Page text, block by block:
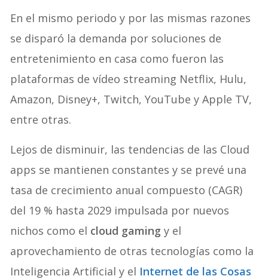
En el mismo periodo y por las mismas razones
se disparó la demanda por soluciones de
entretenimiento en casa como fueron las
plataformas de vídeo streaming Netflix, Hulu,
Amazon, Disney+, Twitch, YouTube y Apple TV,
entre otras.
Lejos de disminuir, las tendencias de las Cloud
apps se mantienen constantes y se prevé una
tasa de crecimiento anual compuesto (CAGR)
del 19 % hasta 2029 impulsada por nuevos
nichos como el cloud gaming y el
aprovechamiento de otras tecnologías como la
Inteligencia Artificial y el Internet de las Cosas